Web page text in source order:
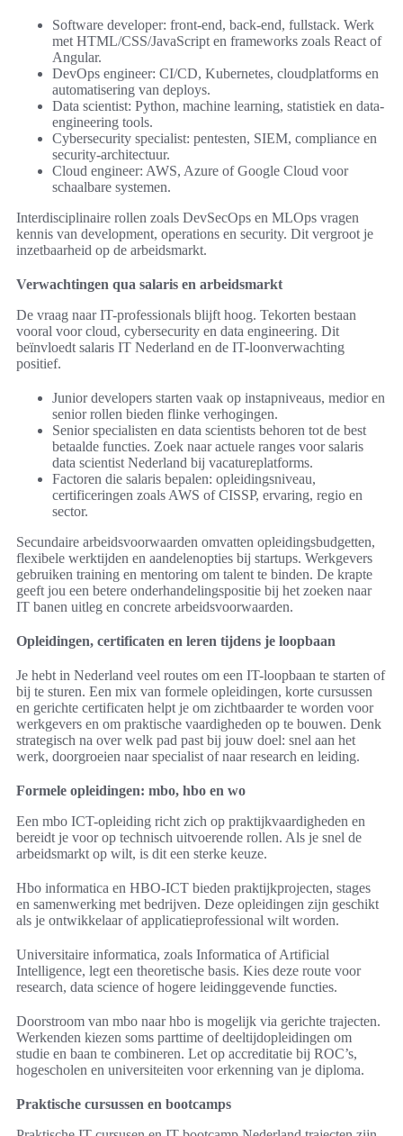
Software developer: front-end, back-end, fullstack. Werk
met HTML/CSS/JavaScript en frameworks zoals React of
Angular.
DevOps engineer: CI/CD, Kubernetes, cloudplatforms en
automatisering van deploys.
Data scientist: Python, machine learning, statistiek en data-
engineering tools.
Cybersecurity specialist: pentesten, SIEM, compliance en
security-architectuur.
Cloud engineer: AWS, Azure of Google Cloud voor
schaalbare systemen.
Interdisciplinaire rollen zoals DevSecOps en MLOps vragen
kennis van development, operations en security. Dit vergroot je
inzetbaarheid op de arbeidsmarkt.
Verwachtingen qua salaris en arbeidsmarkt
De vraag naar IT-professionals blijft hoog. Tekorten bestaan
vooral voor cloud, cybersecurity en data engineering. Dit
beïnvloedt salaris IT Nederland en de IT-loonverwachting
positief.
Junior developers starten vaak op instapniveaus, medior en
senior rollen bieden flinke verhogingen.
Senior specialisten en data scientists behoren tot de best
betaalde functies. Zoek naar actuele ranges voor salaris
data scientist Nederland bij vacatureplatforms.
Factoren die salaris bepalen: opleidingsniveau,
certificeringen zoals AWS of CISSP, ervaring, regio en
sector.
Secundaire arbeidsvoorwaarden omvatten opleidingsbudgetten,
flexibele werktijden en aandelenopties bij startups. Werkgevers
gebruiken training en mentoring om talent te binden. De krapte
geeft jou een betere onderhandelingspositie bij het zoeken naar
IT banen uitleg en concrete arbeidsvoorwaarden.
Opleidingen, certificaten en leren tijdens je loopbaan
Je hebt in Nederland veel routes om een IT-loopbaan te starten of
bij te sturen. Een mix van formele opleidingen, korte cursussen
en gerichte certificaten helpt je om zichtbaarder te worden voor
werkgevers en om praktische vaardigheden op te bouwen. Denk
strategisch na over welk pad past bij jouw doel: snel aan het
werk, doorgroeien naar specialist of naar research en leiding.
Formele opleidingen: mbo, hbo en wo
Een mbo ICT-opleiding richt zich op praktijkvaardigheden en
bereidt je voor op technisch uitvoerende rollen. Als je snel de
arbeidsmarkt op wilt, is dit een sterke keuze.
Hbo informatica en HBO-ICT bieden praktijkprojecten, stages
en samenwerking met bedrijven. Deze opleidingen zijn geschikt
als je ontwikkelaar of applicatieprofessional wilt worden.
Universitaire informatica, zoals Informatica of Artificial
Intelligence, legt een theoretische basis. Kies deze route voor
research, data science of hogere leidinggevende functies.
Doorstroom van mbo naar hbo is mogelijk via gerichte trajecten.
Werkenden kiezen soms parttime of deeltijdopleidingen om
studie en baan te combineren. Let op accreditatie bij ROC’s,
hogescholen en universiteiten voor erkenning van je diploma.
Praktische cursussen en bootcamps